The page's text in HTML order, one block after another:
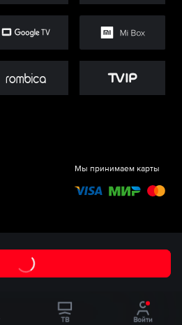
Мы принимаем карты
ТВ Войти